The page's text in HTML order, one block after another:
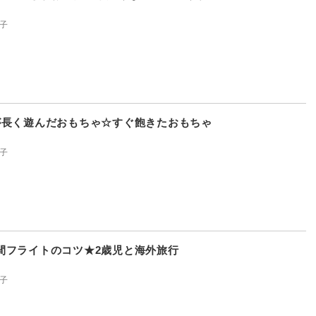
く遊んだおもちゃ☆すぐ飽きたおもちゃ
フライトのコツ★2歳児と海外旅行